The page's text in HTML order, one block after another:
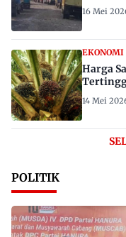
16 Mei
EKONOMI
Harga
14 Mei
POLITIK